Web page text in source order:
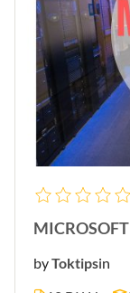
byToktipsin